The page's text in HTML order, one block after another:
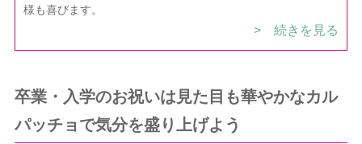
様も喜びます。
> 続きを見る
卒業・入学のお祝いは見た目も華やかなカル
パッチョで気分を盛り上げよう